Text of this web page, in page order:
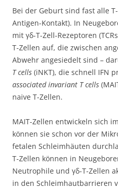
Bei der Geburt sind fast alle
Antigen-Kontakt). In
mit γδ-T-Zell-Rezeptoren
T-Zellen auf, die zwischen
Abwehr angesiedelt sind –
T cells (iNKT), die schnell IFN
associated invariant T cells
naive T-Zellen.
MAIT-Zellen entwickeln sich
können sie schon vor der
fetalen Schleimhäuten
T-Zellen können in
Neutrophile und γδ-T-Zellen
in den Schleimhautbarrieren